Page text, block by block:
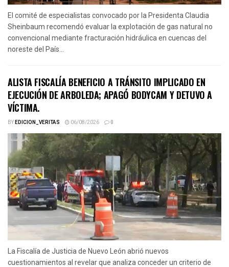
El comité de especialistas convocado por la Presidenta Claudia
Sheinbaum recomendó evaluar la explotación de gas natural no
convencional mediante fracturación hidráulica en cuencas del
noreste del País...
ALISTA FISCALÍA BENEFICIO A TRÁNSITO IMPLICADO EN
EJECUCIÓN DE ARBOLEDA; APAGÓ BODYCAM Y DETUVO A
VÍCTIMA.
BYEDICION_VERITAS 06/08/2026 0
La Fiscalía de Justicia de Nuevo León abrió nuevos
cuestionamientos al revelar que analiza conceder un criterio de